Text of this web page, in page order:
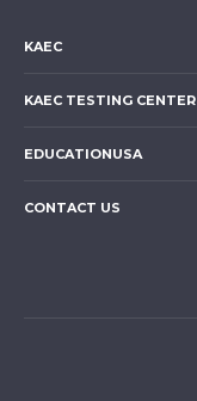
KAEC
KAEC TESTING CENTER
EDUCATIONUSA
CONTACT US